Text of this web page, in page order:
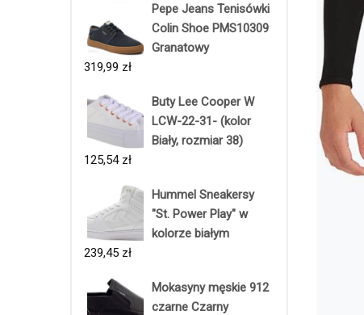
Pepe Jeans Tenisówki
Colin Shoe PMS10309
Granatowy
319,99 zł
Buty Lee Cooper W
LCW-22-31- (kolor
Biały, rozmiar 38)
125,54 zł
Hummel Sneakersy
"St. Power Play" w
kolorze białym
239,45 zł
Mokasyny męskie 912
czarne Czarny